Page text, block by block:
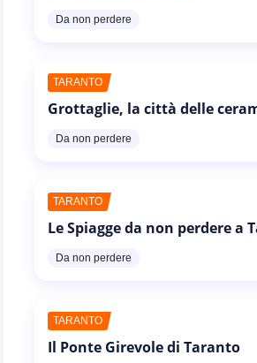
Da non perdere
TARANTO
Grottaglie, la città delle
Da non perdere
TARANTO
Le Spiagge da non perdere a
Da non perdere
TARANTO
Il Ponte Girevole di Taranto